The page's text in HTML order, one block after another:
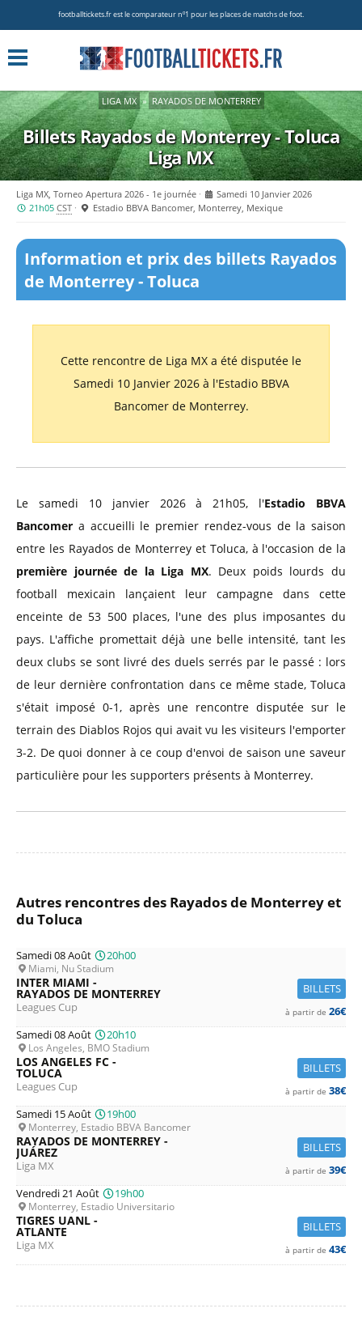
footballtickets.fr est le comparateur nº1 pour les places de matchs de foot.
LIGA MX » RAYADOS DE MONTERREY
Billets Rayados de Monterrey - Toluca
Liga MX
Liga MX, Torneo Apertura 2026 - 1e journée
Samedi 10 Janvier 2026
21h05CST Estadio BBVA Bancomer, Monterrey, Mexique
Information et prix des billets Rayados
de Monterrey - Toluca
Cette rencontre de Liga MX a été disputée le
Samedi 10 Janvier 2026 à l'Estadio BBVA
Bancomer de Monterrey.
Le samedi 10 janvier 2026 à 21h05, l'Estadio BBVA
Bancomer a accueilli le premier rendez-vous de la saison
entre les Rayados de Monterrey et Toluca, à l'occasion de la
première journée de la Liga MX. Deux poids lourds du
football mexicain lançaient leur campagne dans cette
enceinte de 53 500 places, l'une des plus imposantes du
pays. L'affiche promettait déjà une belle intensité, tant les
deux clubs se sont livré des duels serrés par le passé : lors
de leur dernière confrontation dans ce même stade, Toluca
s'était imposé 0-1, après une rencontre disputée sur le
terrain des Diablos Rojos qui avait vu les visiteurs l'emporter
3-2. De quoi donner à ce coup d'envoi de saison une saveur
particulière pour les supporters présents à Monterrey.
Autres rencontres des Rayados de Monterrey et
du Toluca
Samedi 08 Août 20h00
Miami, Nu Stadium
BILLETS
INTER MIAMI -
RAYADOS DE MONTERREY
Leagues Cup à partir de 26€
Samedi 08 Août
20h10
Los Angeles, BMO Stadium
BILLETS
LOS ANGELES FC -
TOLUCA
Leagues Cup à partir de 38€
Samedi 15 Août
19h00
Monterrey, Estadio BBVA Bancomer
BILLETS
RAYADOS DE MONTERREY -
JUÁREZ
Liga MX à partir de 39€
Vendredi 21 Août
19h00
Monterrey, Estadio Universitario
BILLETS
TIGRES UANL -
ATLANTE
Liga MX à partir de 43€